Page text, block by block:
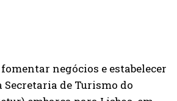
negócios e estabelecer
Secretaria de Turismo do